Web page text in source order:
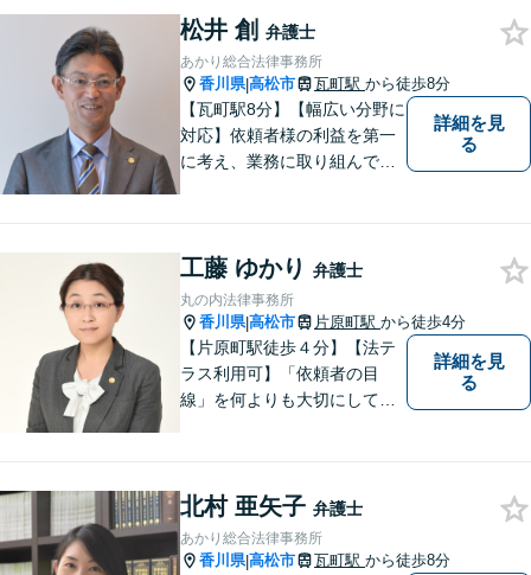
供します。
松井 創 弁護士
あかり総合法律事務所
香川県|高松市 瓦町駅 から徒歩8分
【瓦町駅8分】【幅広い分野に
対応】依頼者様の利益を第一
に考え、業務に取り組んでお
事件・交通事故・不動産問題
など幅広く対応。即日対応も
可能。まずはお気軽にご相談
ください。
詳細を見
る
工藤 ゆかり 弁護士
丸の内法律事務所
香川県|高松市 片原町駅 から徒歩4分
【片原町駅徒歩４分】【法テ
ラス利用可】「依頼者の目
線」を何よりも大切にしてい
頂ける事件解決を目指して参
ります。【当日／夜間／休日
対応可】お気軽にご相談くだ
詳細を見
る
北村 亜矢子 弁護士
あかり総合法律事務所
香川県|高松市 瓦町駅 から徒歩8分